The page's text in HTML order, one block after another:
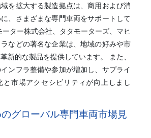
を拡大する製造拠点は、商用および消
、さまざまな専門車両をサポートして
ター株式会社、タタモーターズ、マヒ
などの著名な企業は、地域の好みや市
新的な製品を提供しています。 また、
ンフラ整備や参加が増加し、サプライ
と市場アクセシビリティが向上しまし
グローバル専門車両市場見